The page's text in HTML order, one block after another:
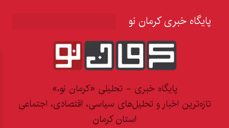
پایگاه خبری کرمان نو
پایگاه خبری - تحلیلی «کرمان نو،»
تازه‌ترین اخبار و تحلیل‌های سیاسی، اقتصادی، اجتماعی
استان کرمان